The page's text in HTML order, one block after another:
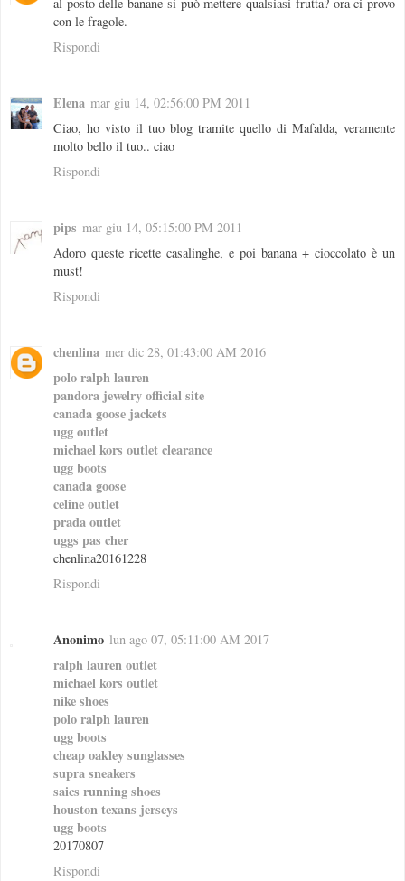
al posto delle banane si può mettere qualsiasi frutta? ora ci provo
con le fragole.
Rispondi
Elena mar giu 14, 02:56:00 PM 2011
Ciao, ho visto il tuo blog tramite quello di Mafalda, veramente
molto bello il tuo.. ciao
Rispondi
pips mar giu 14, 05:15:00 PM 2011
Adoro queste ricette casalinghe, e poi banana + cioccolato è un
must!
Rispondi
chenlina mer dic 28, 01:43:00 AM 2016
polo ralph lauren
pandora jewelry official site
canada goose jackets
ugg outlet
michael kors outlet clearance
ugg boots
canada goose
celine outlet
prada outlet
uggs pas cher
chenlina20161228
Rispondi
Anonimo lun ago 07, 05:11:00 AM 2017
ralph lauren outlet
michael kors outlet
nike shoes
polo ralph lauren
ugg boots
cheap oakley sunglasses
supra sneakers
saics running shoes
houston texans jerseys
ugg boots
20170807
Rispondi